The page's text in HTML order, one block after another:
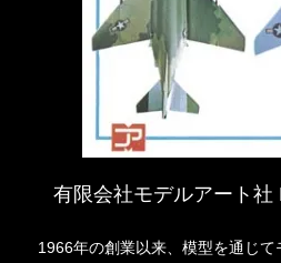
有限会社モデルアート社
1966年の創業以来、模型を通じ